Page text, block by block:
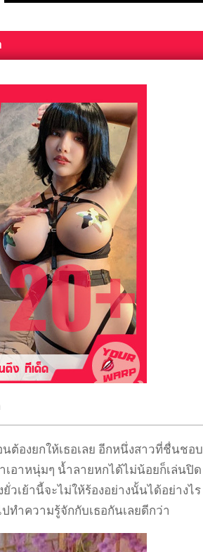
ต้องยกให้เธอเลย อีกหนึ่งสาวที่ชื่นชอบ
เอาหนุ่มๆ น้ำลายหกได้ไม่น้อยก็เล่นปิด
เย้านี้จะไม่ให้ร้องอย่างนั้นได้อย่างไร
ทำความรู้จักกับเธอกันเลยดีกว่า